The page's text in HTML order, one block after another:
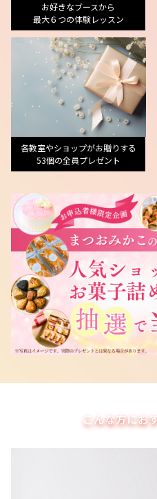
お好きなブースから
最大６つの体験レッスン
各教室やショップがお贈りする
53個の全員プレゼント
こんな方にお